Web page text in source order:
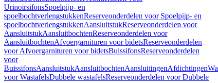
UrinoirsifonsSpoelpijp- en
spoelbochtverlengstukkenReserveonderdelen voor Spoelpijp- en
spoelbochtverlengstukkenAansluitstukReserveonderdelen voor
AansluitstukAansluitbochtenReserveonderdelen voor
AansluitbochtenAfvoergarnituren voor bidetsReserveonderdelen
voor Afvoergarnituren voor bidetsBuissifonsReserveonderdelen
voor
BuissifonsAansluitstukAansluitbochtenAansluitingenAfdichtingen
voor WastafelsDubbele wastafelsReserveonderdelen voor Dubbele